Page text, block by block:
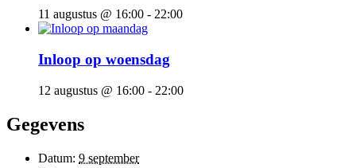
11 augustus @ 16:00 - 22:00
Inloop op woensdag
12 augustus @ 16:00 - 22:00
Gegevens
Datum: 9 september